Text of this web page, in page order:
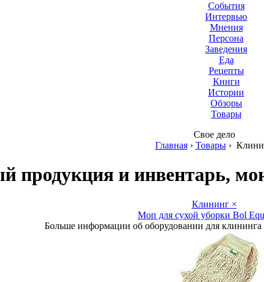
События
Интервью
Мнения
Персона
Заведения
Еда
Рецепты
Книги
Истории
Обзоры
Товары
Свое дело
Главная› Товары›
продукция и инвентарь,
Клининг ×
Моп для сухой уборки Bol
Больше информации об оборудовании для клининга